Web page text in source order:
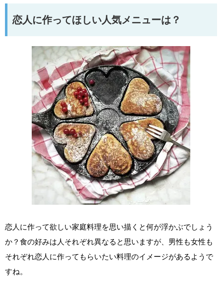
恋人に作ってほしい人気メニューは？
恋人に作って欲しい家庭料理を思い描くと何が浮かぶでしょう
か？食の好みは人それぞれ異なると思いますが、男性も女性も
それぞれ恋人に作ってもらいたい料理のイメージがあるようで
すね。